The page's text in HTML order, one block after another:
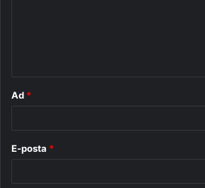
Ad *
E-posta *